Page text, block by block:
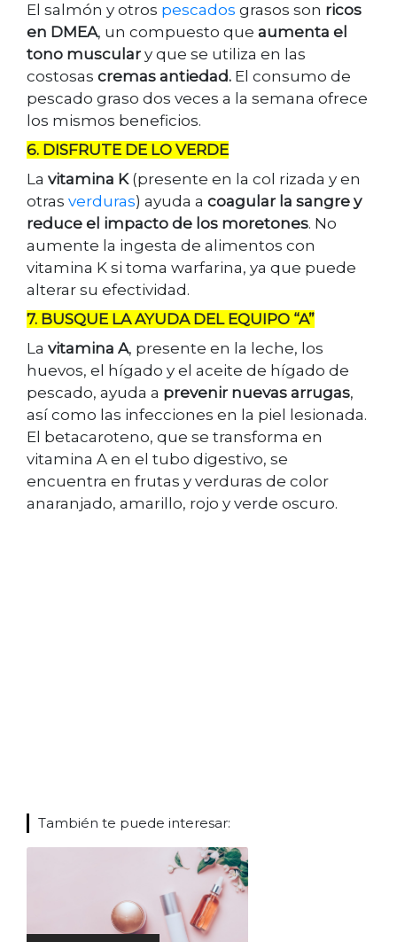
El salmón y otros pescados grasos son ricos
en DMEA, un compuesto que aumenta el
tono muscular y que se utiliza en las
costosas cremas antiedad. El consumo de
pescado graso dos veces a la semana ofrece
los mismos beneficios.
6. DISFRUTE DE LO VERDE
La vitamina K(presente en la col rizada y en
otras verduras) ayuda a coagular la sangre y
reduce el impacto de los moretones. No
aumente la ingesta de alimentos con
vitamina K si toma warfarina, ya que puede
alterar su efectividad.
7. BUSQUE LA AYUDA DEL EQUIPO “A”
La vitamina A, presente en la leche, los
huevos, el hígado y el aceite de hígado de
pescado, ayuda a prevenir nuevas arrugas,
así como las infecciones en la piel lesionada.
El betacaroteno, que se transforma en
vitamina A en el tubo digestivo, se
encuentra en frutas y verduras de color
anaranjado, amarillo, rojo y verde oscuro.
También te puede interesar: